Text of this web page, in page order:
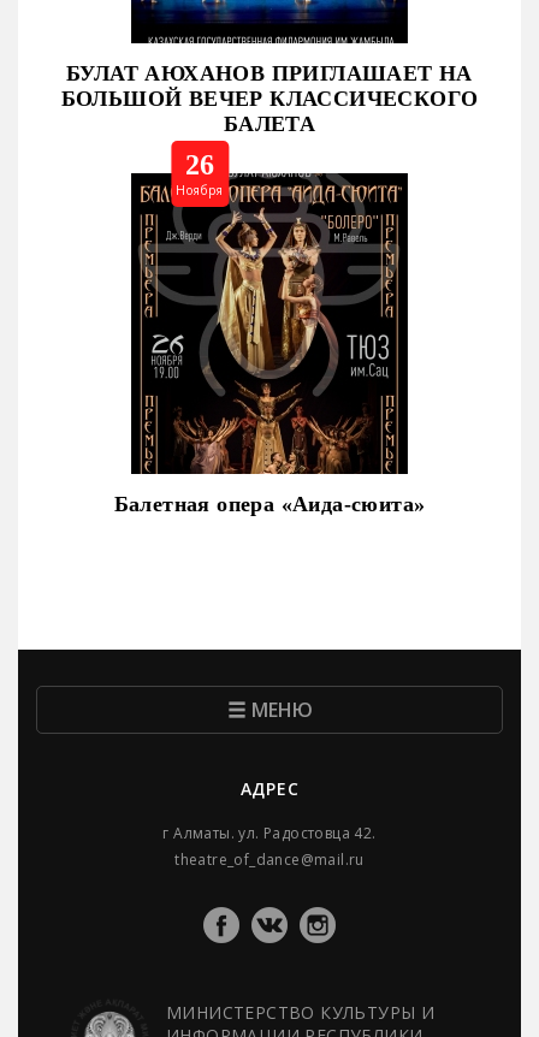
БУЛАТ АЮХАНОВ ПРИГЛАШАЕТ НА
БОЛЬШОЙ ВЕЧЕР КЛАССИЧЕСКОГО
БАЛЕТА
26
Ноября
Балетная опера «Аида-сюита»
МЕНЮ
АДРЕС
г Алматы. ул. Радостовца 42.
theatre_of_dance@mail.ru
МИНИСТЕРСТВО КУЛЬТУРЫ И